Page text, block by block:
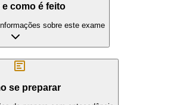
e como é feito
sobre este exame
se preparar